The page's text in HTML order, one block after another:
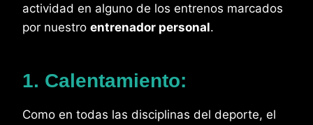
actividad en alguno de los entrenos marcados
por nuestro entrenador personal.
1. Calentamiento:
Como en todas las disciplinas del deporte, el